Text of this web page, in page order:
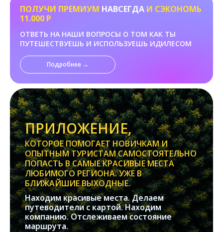
ПОЛУЧИ ПРЕМИУМ НАВСЕГДА И СЭКОНОМЬ
11.000 Р
ОТВЕТЬ НА НАШИ ВОПРОСЫ О ТОМ КАК ТЫ
ПУТЕШЕСТВУЕШЬ И ИСПОЛЬЗУЕШЬ ИДИЛЕСОМ
Подробнее →
ПРИЛОЖЕНИЕ,
КОТОРОЕ ПОМОГАЕТ НОВИЧКАМ И
ОПЫТНЫМ ТУРИСТАМ САМОСТОЯТЕЛЬНО
ПОПАСТЬ В САМЫЕ КРАСИВЫЕ МЕСТА
ЛЮБИМОГО РЕГИОНА. УЖЕ В
БЛИЖАЙШИЕ ВЫХОДНЫЕ.
Находим красивые места. Делаем
путеводители с картой. Находим
компанию. Отслеживаем состояние
маршрута.